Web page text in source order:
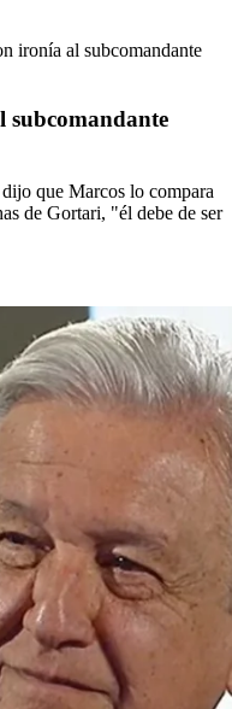
ironía al subcomandante
subcomandante
que Marcos lo compara
de Gortari, "él debe de ser